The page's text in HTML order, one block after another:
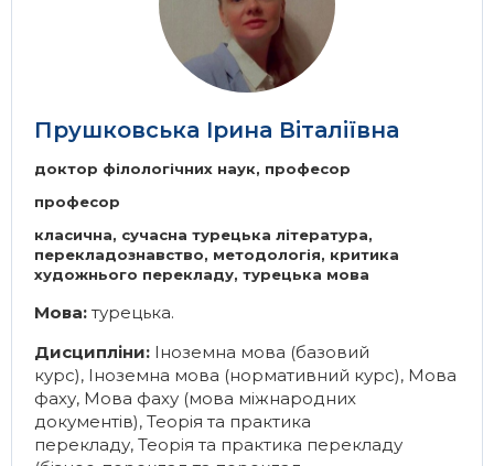
Прушковська Ірина Віталіївна
доктор філологічних наук, професор
професор
класична, сучасна турецька література,
перекладознавство, методологія, критика
художнього перекладу, турецька мова
Мова: турецька.
Дисципліни: Іноземна мова (базовий
курс), Іноземна мова (нормативний курс), Мова
фаху, Мова фаху (мова міжнародних
документів), Теорія та практика
перекладу, Теорія та практика перекладу